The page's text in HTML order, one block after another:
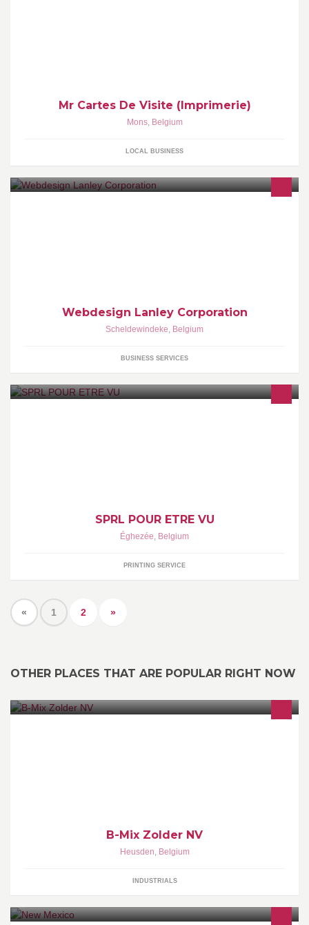
Mr Cartes De Visite (Imprimerie)
Mons, Belgium
LOCAL BUSINESS
Webdesign Lanley Corporation
Scheldewindeke, Belgium
BUSINESS SERVICES
SPRL POUR ETRE VU
Éghezée, Belgium
PRINTING SERVICE
« 1 2 »
OTHER PLACES THAT ARE POPULAR RIGHT NOW
B-Mix Zolder NV
Heusden, Belgium
INDUSTRIALS